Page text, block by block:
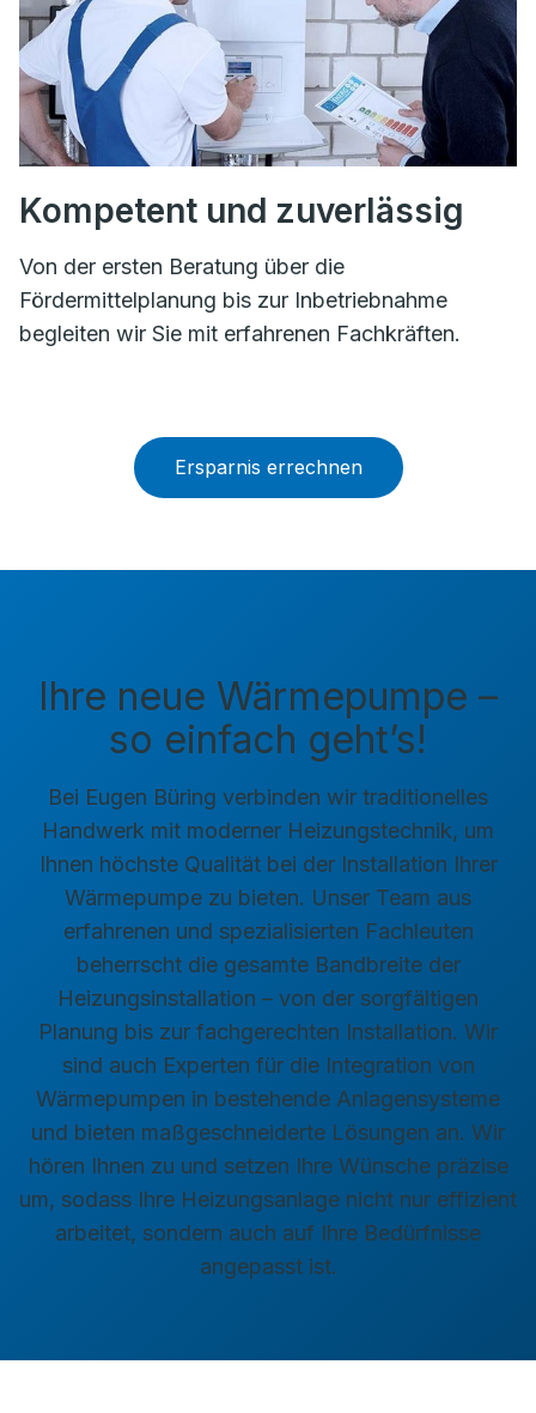
Kompetent und zuverlässig
Von der ersten Beratung über die
Fördermittelplanung bis zur Inbetriebnahme
begleiten wir Sie mit erfahrenen Fachkräften.
Ersparnis errechnen
Ihre neue Wärmepumpe –
so einfach geht’s!
Bei Eugen Büring verbinden wir traditionelles
Handwerk mit moderner Heizungstechnik, um
Ihnen höchste Qualität bei der Installation Ihrer
Wärmepumpe zu bieten. Unser Team aus
erfahrenen und spezialisierten Fachleuten
beherrscht die gesamte Bandbreite der
Heizungsinstallation – von der sorgfältigen
Planung bis zur fachgerechten Installation. Wir
sind auch Experten für die Integration von
Wärmepumpen in bestehende Anlagensysteme
und bieten maßgeschneiderte Lösungen an. Wir
hören Ihnen zu und setzen Ihre Wünsche präzise
um, sodass Ihre Heizungsanlage nicht nur effizient
arbeitet, sondern auch auf Ihre Bedürfnisse
angepasst ist.